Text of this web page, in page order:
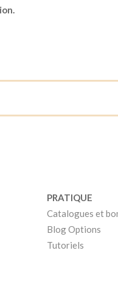
PRATIQUE
Catalogues et
Blog Options
Tutoriels